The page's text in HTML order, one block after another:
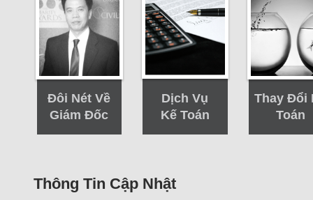
Đôi Nét Về
Giám Đốc
Dịch Vụ
Kế Toán
Thay Đổi
Toán
Thông Tin Cập Nhật